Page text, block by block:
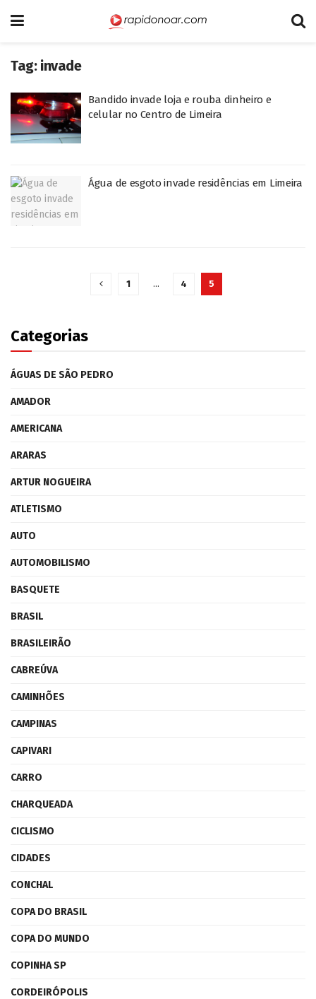
Tag: invade
Bandido invade loja e rouba dinheiro e
celular no Centro de Limeira
Água de esgoto invade residências em Limeira
1 … 4 5
Categorias
ÁGUAS DE SÃO PEDRO
AMADOR
AMERICANA
ARARAS
ARTUR NOGUEIRA
ATLETISMO
AUTO
AUTOMOBILISMO
BASQUETE
BRASIL
BRASILEIRÃO
CABREÚVA
CAMINHÕES
CAMPINAS
CAPIVARI
CARRO
CHARQUEADA
CICLISMO
CIDADES
CONCHAL
COPA DO BRASIL
COPA DO MUNDO
COPINHA SP
CORDEIRÓPOLIS